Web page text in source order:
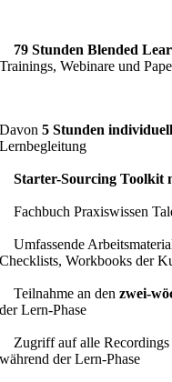
79 Stunden Blended
Trainings, Webinare und
Davon5 Stunden
Lernbegleitung
Starter-Sourcing Toolkit
Fachbuch Praxiswissen
Umfassende
Checklists, Workbooks der
Teilnahme an denzwei-
der Lern-Phase
Zugriff auf alle
während der Lern-Phase